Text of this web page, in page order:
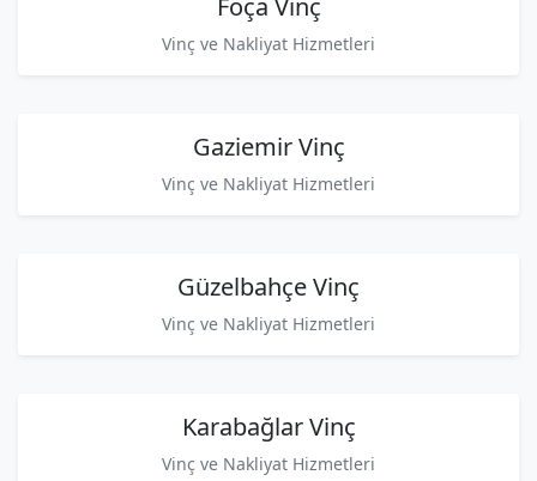
Vinç ve Nakliyat Hizmetleri
Gaziemir Vinç
Vinç ve Nakliyat Hizmetleri
Güzelbahçe Vinç
Vinç ve Nakliyat Hizmetleri
Karabağlar Vinç
Vinç ve Nakliyat Hizmetleri